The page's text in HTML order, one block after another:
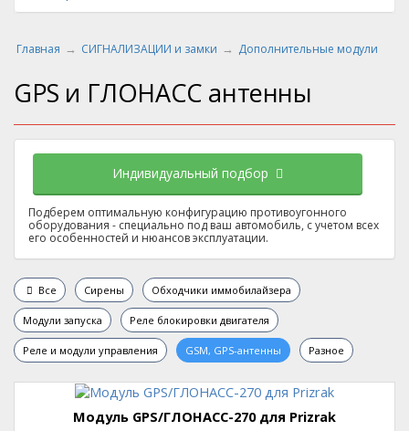
Главная СИГНАЛИЗАЦИИ и замки Дополнительные модули
GPS и ГЛОНАСС антенны
Индивидуальный подбор
Подберем оптимальную конфигурацию противоугонного
оборудования - специально под ваш автомобиль, с учетом всех
его особенностей и нюансов эксплуатации.
Все Сирены Обходчики иммобилайзера
Модули запуска Реле блокировки двигателя
Реле и модули управления GSM, GPS-антенны Разное
Модуль GPS/ГЛОНАСС-270 для Prizrak